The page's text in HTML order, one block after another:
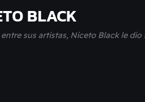
BLACK
entre sus artistas, Niceto Black le dio